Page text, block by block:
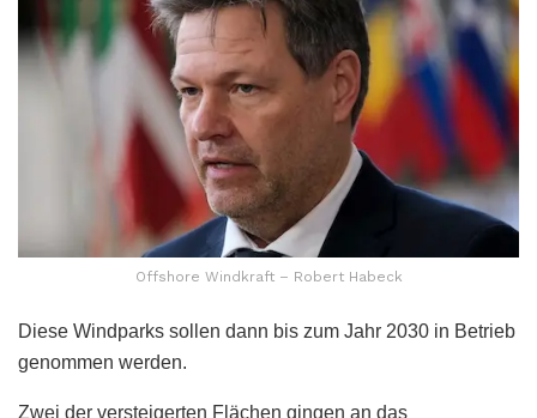
Offshore Windkraft – Robert Habeck
Diese Windparks sollen dann bis zum Jahr 2030 in Betrieb
genommen werden.
Zwei der versteigerten Flächen gingen an das